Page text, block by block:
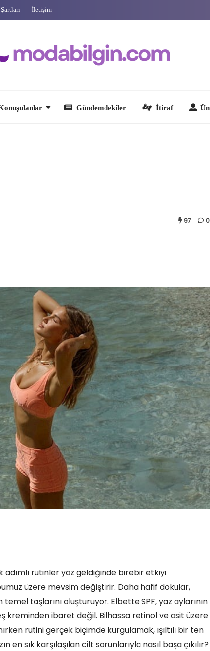
İletişim
97 0
adımlı rutinler yaz geldiğinde birebir etkiyi
üzere mevsim değiştirir. Daha hafif dokular,
temel taşlarını oluşturuyor. Elbette SPF, yaz aylarının
kreminden ibaret değil. Bilhassa retinol ve asit üzere
rutini gerçek biçimde kurgulamak, ışıltılı bir ten
sık karşılaşılan cilt sorunlarıyla nasıl başa çıkılır?